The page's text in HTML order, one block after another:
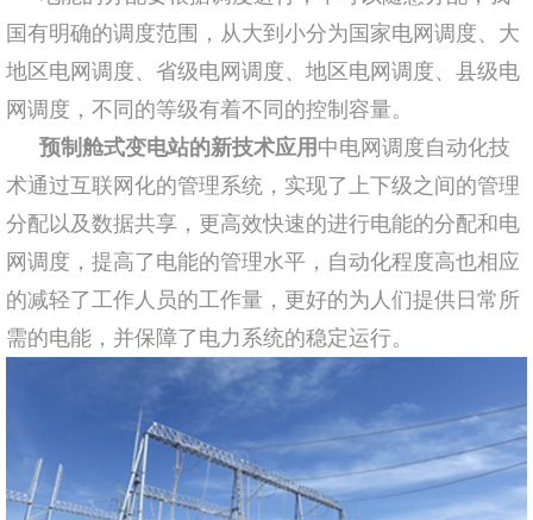
国有明确的调度范围，从大到小分为国家电网调度、大
地区电网调度、省级电网调度、地区电网调度、县级电
网调度，不同的等级有着不同的控制容量。
预制舱式变电站的新技术应用 中电网调度自动化技
术通过互联网化的管理系统，实现了上下级之间的管理
分配以及数据共享，更高效快速的进行电能的分配和电
网调度，提高了电能的管理水平，自动化程度高也相应
的减轻了工作人员的工作量，更好的为人们提供日常所
需的电能，并保障了电力系统的稳定运行。